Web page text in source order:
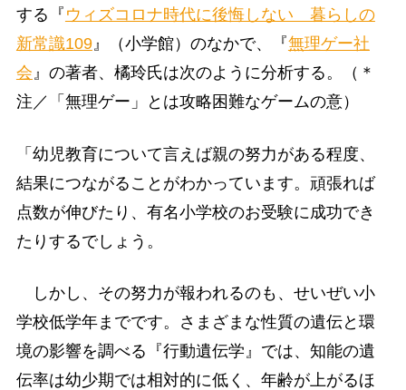
する『 ウィズコロナ時代に後悔しない 暮らしの
新常識109』（小学館）のなかで、『無理ゲー社
会』の著者、橘玲氏は次のように分析する。（＊
注／「無理ゲー」とは攻略困難なゲームの意）
「幼児教育について言えば親の努力がある程度、
結果につながることがわかっています。頑張れば
点数が伸びたり、有名小学校のお受験に成功でき
たりするでしょう。
しかし、その努力が報われるのも、せいぜい小
学校低学年までです。さまざまな性質の遺伝と環
境の影響を調べる『行動遺伝学』では、知能の遺
伝率は幼少期では相対的に低く、年齢が上がるほ